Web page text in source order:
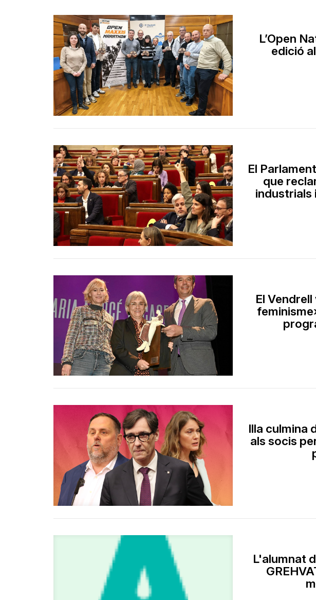
L’Open
edició
El
que
industrials
El
Illa culmina
als socis
L'alumnat